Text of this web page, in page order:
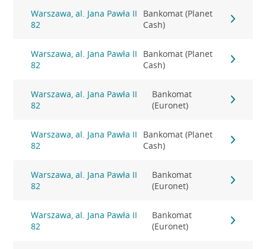
Warszawa, al. Jana Pawła II
82
Bankomat (Planet
Cash)
Warszawa, al. Jana Pawła II
82
Bankomat (Planet
Cash)
Warszawa, al. Jana Pawła II
82
Bankomat
(Euronet)
Warszawa, al. Jana Pawła II
82
Bankomat (Planet
Cash)
Warszawa, al. Jana Pawła II
82
Bankomat
(Euronet)
Warszawa, al. Jana Pawła II
82
Bankomat
(Euronet)